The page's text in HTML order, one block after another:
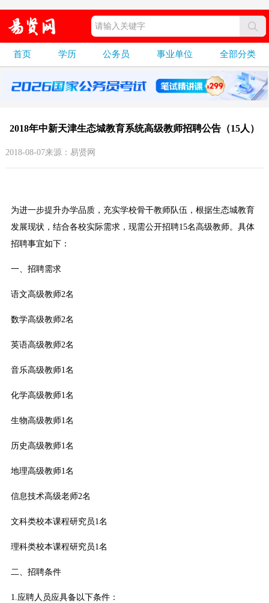
首页 学历 公务员 事业单位 全部分类
2018年中新天津生态城教育系统高级教师招聘公告（15人）
2018-08-07来源：易贤网
为进一步提升办学品质，充实学校骨干教师队伍，根据生态城教育
发展现状，结合各校实际需求，现需公开招聘15名高级教师。具体
招聘事宜如下：
一、招聘需求
语文高级教师2名
数学高级教师2名
英语高级教师2名
音乐高级教师1名
化学高级教师1名
生物高级教师1名
历史高级教师1名
地理高级教师1名
信息技术高级老师2名
文科类校本课程研究员1名
理科类校本课程研究员1名
二、招聘条件
1.应聘人员应具备以下条件：